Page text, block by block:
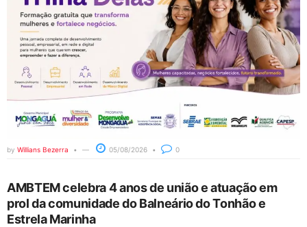
by Willians Bezerra 05/08/2026 0
AMBTEM celebra 4 anos de união e atuação em
prol da comunidade do Balneário do Tonhão e
Estrela Marinha